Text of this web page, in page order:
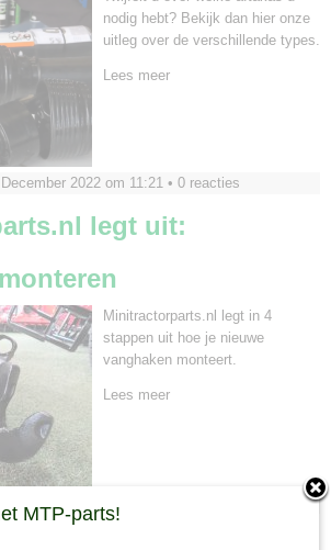
nodig hebt? Bekijk dan hier onze
uitleg over de verschillende types.
Lees meer
2022 om 11:21 • 0 reacties
legt uit:
Minitractorparts.nl legt in 4
stappen uit hoe je nieuwe
vanghaken monteert.
Lees meer
16 March 2022 om 11:33 •
MTP-parts!